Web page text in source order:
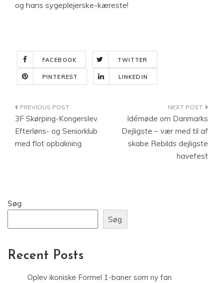
og hans sygeplejerske-kæreste!
FACEBOOK TWITTER
PINTEREST LINKEDIN
Indlægsnavigation
3F Skørping-Kongerslev
Efterløns- og Seniorklub
med flot opbakning
Idémøde om Danmarks
Dejligste – vær med til af
skabe Rebilds dejligste
havefest
Søg
Søg
Recent Posts
Oplev ikoniske Formel 1-baner som ny fan